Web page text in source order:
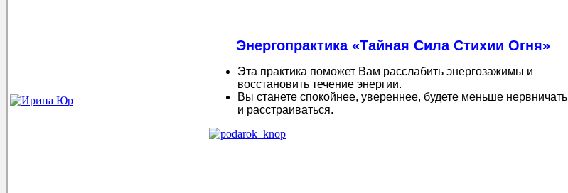
Энергопрактика «Тайная Сила Стихии Огня»
Эта практика поможет Вам расслабить энергозажимы и
восстановить течение энергии.
Вы станете спокойнее, увереннее, будете меньше нервничать
и расстраиваться.